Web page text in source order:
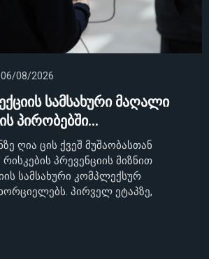
06/08/2026
სამსახური მაღალი
პირობებში…
ღია ცის ქვეშ მუშაობასთან
პრევენციის მიზნით
სამსახური კომპლექსურ
პირველ ეტაპზე,